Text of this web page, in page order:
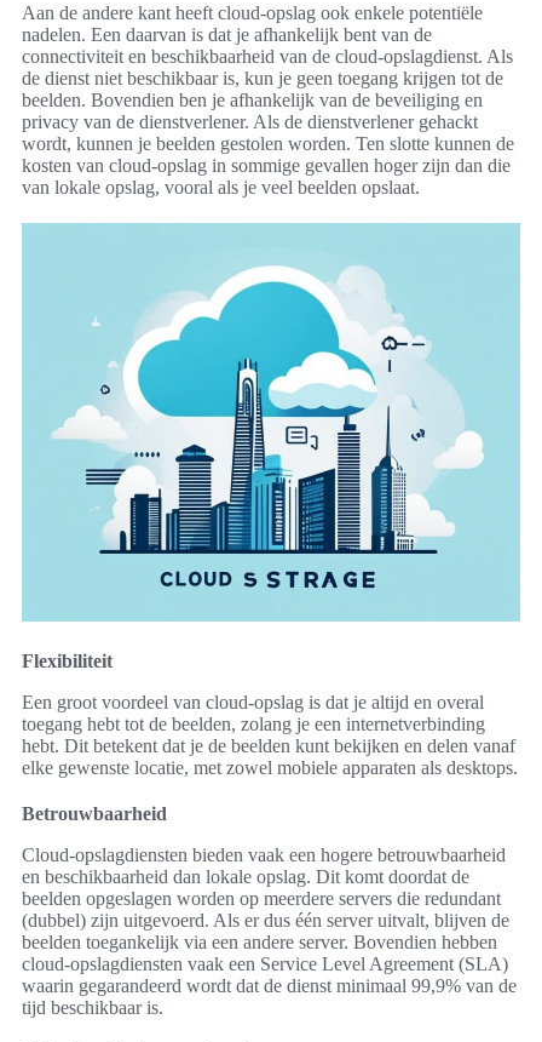
Aan de andere kant heeft cloud-opslag ook enkele potentiële
nadelen. Een daarvan is dat je afhankelijk bent van de
connectiviteit en beschikbaarheid van de cloud-opslagdienst. Als
de dienst niet beschikbaar is, kun je geen toegang krijgen tot de
beelden. Bovendien ben je afhankelijk van de beveiliging en
privacy van de dienstverlener. Als de dienstverlener gehackt
wordt, kunnen je beelden gestolen worden. Ten slotte kunnen de
kosten van cloud-opslag in sommige gevallen hoger zijn dan die
van lokale opslag, vooral als je veel beelden opslaat.
Flexibiliteit
Een groot voordeel van cloud-opslag is dat je altijd en overal
toegang hebt tot de beelden, zolang je een internetverbinding
hebt. Dit betekent dat je de beelden kunt bekijken en delen vanaf
elke gewenste locatie, met zowel mobiele apparaten als desktops.
Betrouwbaarheid
Cloud-opslagdiensten bieden vaak een hogere betrouwbaarheid
en beschikbaarheid dan lokale opslag. Dit komt doordat de
beelden opgeslagen worden op meerdere servers die redundant
(dubbel) zijn uitgevoerd. Als er dus één server uitvalt, blijven de
beelden toegankelijk via een andere server. Bovendien hebben
cloud-opslagdiensten vaak een Service Level Agreement (SLA)
waarin gegarandeerd wordt dat de dienst minimaal 99,9% van de
tijd beschikbaar is.